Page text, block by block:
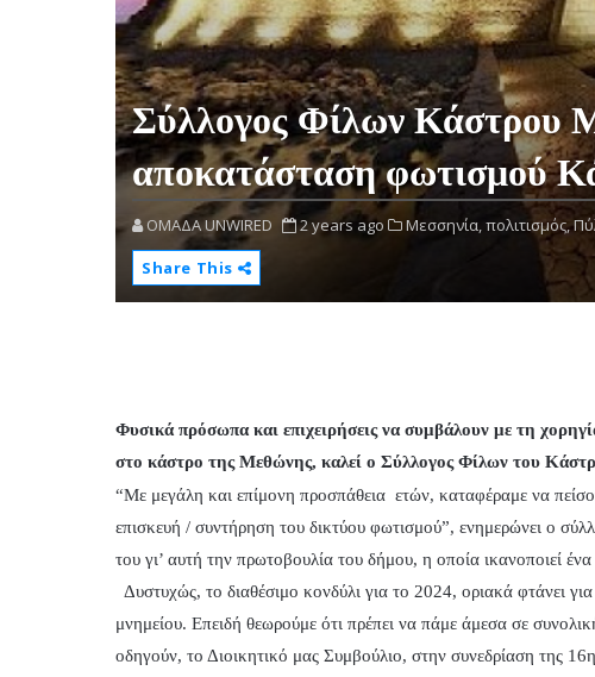
Σύλλογος Φίλων Κάστρου
αποκατάσταση φωτισμού
OMAΔΑ UNWIRED 2 years ago Μεσσηνία,πολιτισμός,
Share This
Φυσικά πρόσωπα και επιχειρήσεις να συμβάλουν με τη
στο κάστρο της Μεθώνης, καλεί ο Σύλλογος Φίλων του
“Με μεγάλη και επίμονη προσπάθεια ετών, καταφέραμε να
επισκευή / συντήρηση του δικτύου φωτισμού”, ενημερώνει ο
του γι’ αυτή την πρωτοβουλία του δήμου, η οποία ικανοποιεί
Δυστυχώς, το διαθέσιμο κονδύλι για το 2024, οριακά φτάνει
μνημείου. Επειδή θεωρούμε ότι πρέπει να πάμε άμεσα σε
οδηγούν, το Διοικητικό μας Συμβούλιο, στην συνεδρίαση της